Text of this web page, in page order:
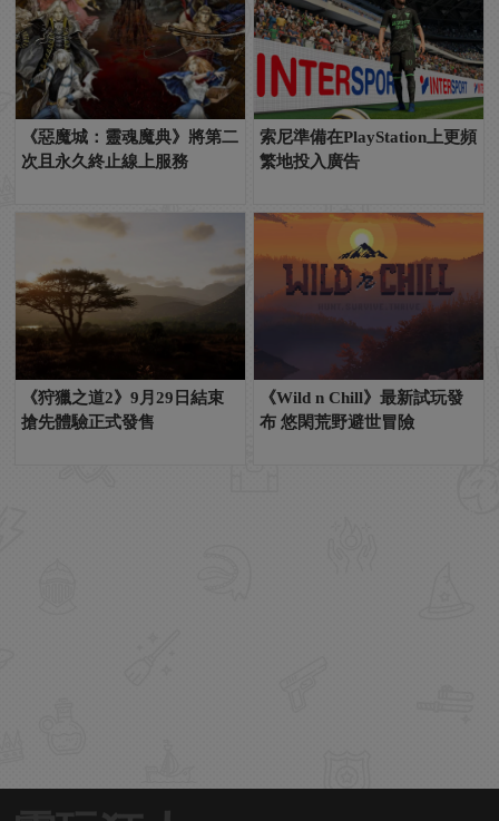
《惡魔城：靈魂魔典》將第二
次且永久終止線上服務
索尼準備在PlayStation上更頻
繁地投入廣告
《狩獵之道2》9月29日結束
搶先體驗正式發售
《Wild n Chill》最新試玩發
布 悠閑荒野避世冒險